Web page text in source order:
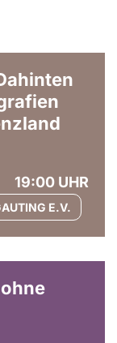
19:00 UHR
E.V.